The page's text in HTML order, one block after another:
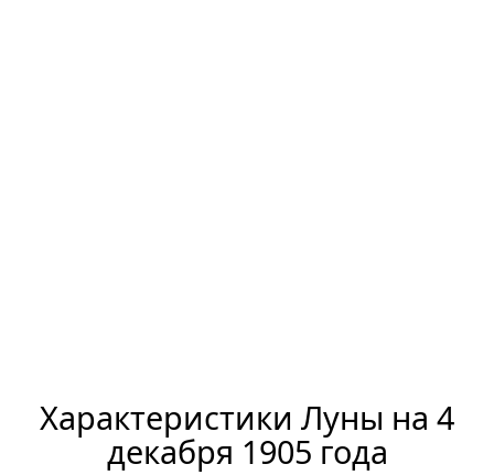
Характеристики Луны на 4
декабря 1905 года